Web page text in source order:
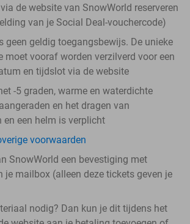
de website van SnowWorld reserveren
van je Social Deal-vouchercode)
geen geldig toegangsbewijs. De unieke
moet vooraf worden verzilverd voor een
en tijdslot via de website
-5 graden, warme en waterdichte
en het dragen van
en een helm is verplicht
voorwaarden
SnowWorld een bevestiging met
je mailbox (alleen deze tickets geven je
nodig? Dan kun je dit tijdens het